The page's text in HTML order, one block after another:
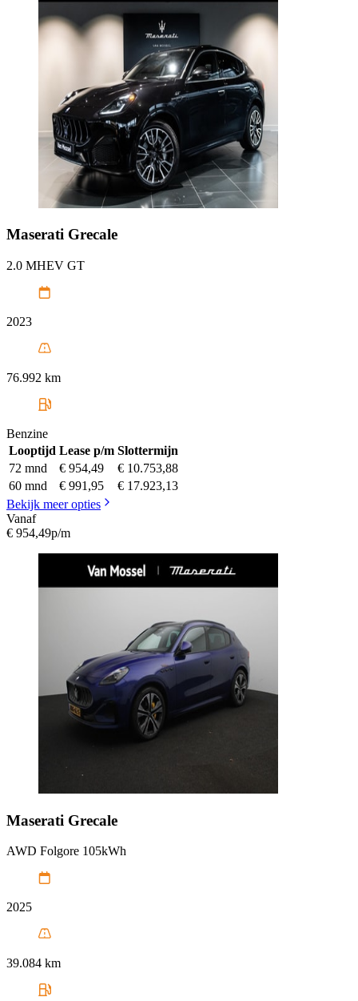
Maserati Grecale
2.0 MHEV GT
2023
76.992 km
Benzine
Looptijd Lease p/m Slottermijn
72 mnd
€ 954,49
€ 10.753,88
60 mnd
€ 991,95
€ 17.923,13
Bekijk meer opties
Vanaf
€ 954,49p/m
Maserati Grecale
AWD Folgore 105kWh
2025
39.084 km